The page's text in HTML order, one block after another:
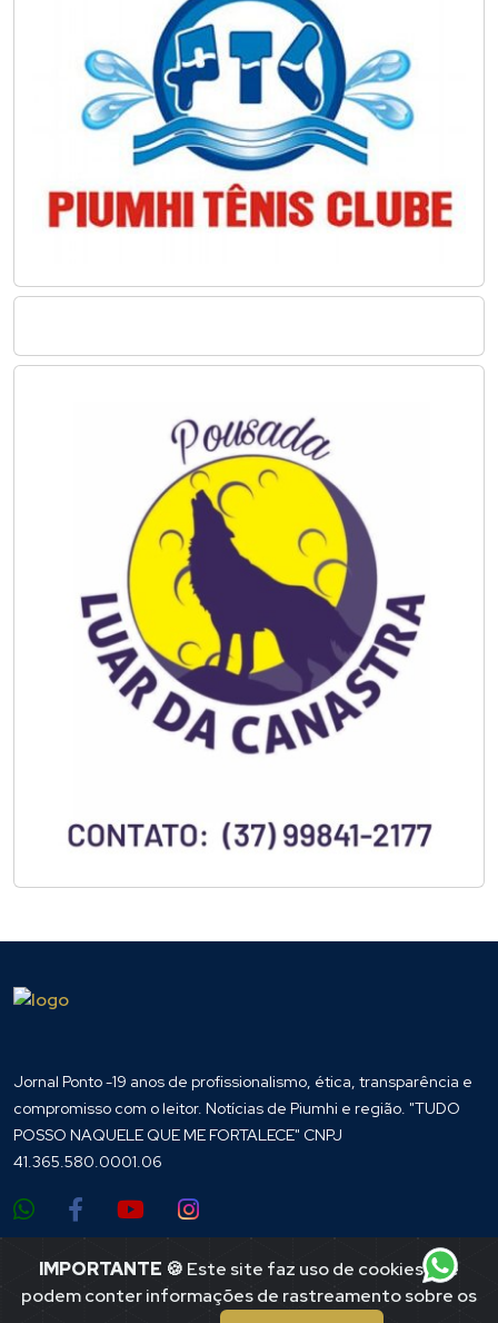
Jornal Ponto -19 anos de profissionalismo, ética, transparência e
compromisso com o leitor. Notícias de Piumhi e região. "TUDO
POSSO NAQUELE QUE ME FORTALECE" CNPJ
Endereço
IMPORTANTE 🍪 Este site faz uso de cookies que
podem conter informações de rastreamento sobre os